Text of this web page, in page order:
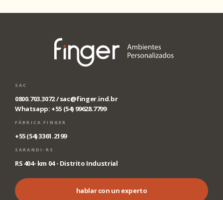
SAC
0800.703.3072 /sac@finger.ind.br
Whatsapp: +55 (54) 99628.7799
FÁBRICA FINGER
+55 (54) 3361.2199
SARANDI-RS
RS 404- km 04 - Distrito Industrial
hablar con un experto